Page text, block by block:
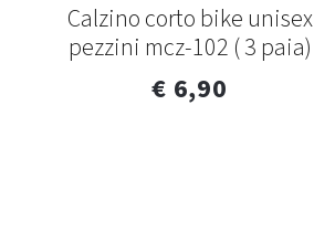
Calzino corto bike unisex
pezzini mcz-102 ( 3 paia)
€ 6,90